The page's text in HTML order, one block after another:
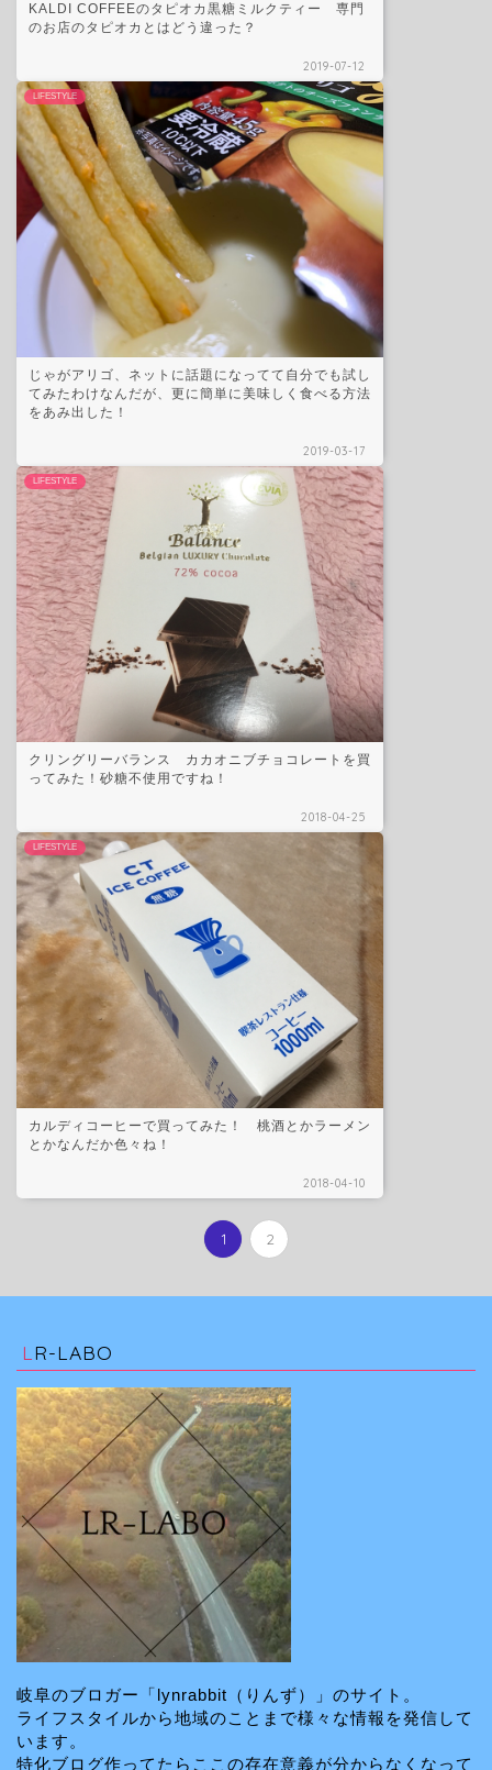
KALDI COFFEEのタピオカ黒糖ミルクティー 専門
のお店のタピオカとはどう違った？
2019-07-12
LIFESTYLE
じゃがアリゴ、ネットに話題になってて自分でも試し
てみたわけなんだが、更に簡単に美味しく食べる方法
をあみ出した！
2019-03-17
LIFESTYLE
クリングリーバランス カカオニブチョコレートを買
ってみた！砂糖不使用ですね！
2018-04-25
LIFESTYLE
カルディコーヒーで買ってみた！ 桃酒とかラーメン
とかなんだか色々ね！
2018-04-10
1 2
LR-LABO
岐阜のブロガー「lynrabbit（りんず）」のサイト。
ライフスタイルから地域のことまで様々な情報を発信して
います。
特化ブログ作ってたらここの存在意義が分からなくなって